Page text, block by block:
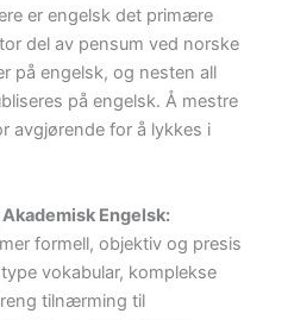
er engelsk det primære
del av pensum ved norske
på engelsk, og nesten all
på engelsk. Å mestre
avgjørende for å lykkes i
Engelsk:
formell, objektiv og presis
vokabular, komplekse
tilnærming til